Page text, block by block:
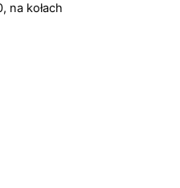
na kołach